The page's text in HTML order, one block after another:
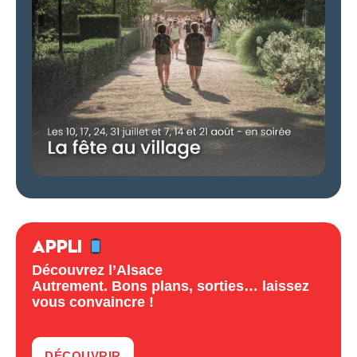
APPLI
Découvrez l’Alsace
Autrement. Bons plans, sorties… laissez
vous convaincre !